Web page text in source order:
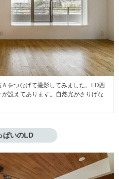
をつなげて撮影してみました。LD西
設えてあります。自然光がさりげな
ぱいのLD